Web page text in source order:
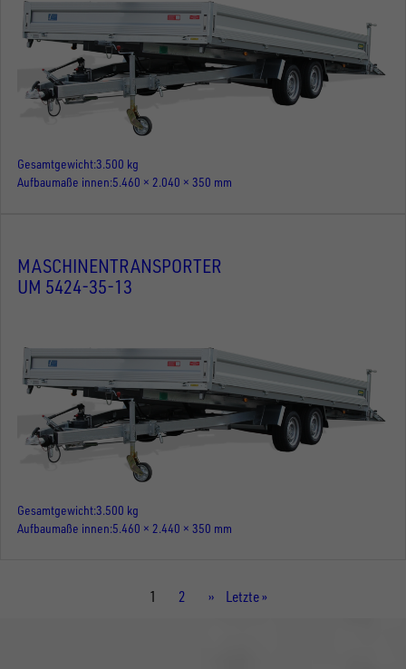
Gesamtgewicht3.500 kg
Aufbaumaße innen 5.460 × 2.040 × 350 mm
MASCHINENTRANSPORTER
UM 5424-35-13
Gesamtgewicht3.500 kg
Aufbaumaße innen 5.460 × 2.440 × 350 mm
Aktuelle
1 Seite
2
Nächste
››
Letzte
Letzte »